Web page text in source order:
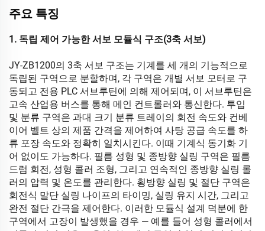
주요 특징
1. 독립 제어 가능한 서보 모듈식 구조(3축 서보)
JY-ZB1200의 3축 서보 구조는 기계를 세 개의 기능적으로
독립된 구역으로 분할하며, 각 구역은 개별 서보 모터로 구
동되고 전용 PLC 서브루틴에 의해 제어되며, 이 서브루틴은
고속 산업용 버스를 통해 메인 컨트롤러와 통신한다. 투입
및 분류 구역은 과대 크기 분류 트레이의 회전 속도와 컨베
이어 벨트 상의 제품 간격을 제어하여 사탕 공급 속도를 하
류 포장 속도와 정확히 일치시킨다. 이때 기계식 동기화 기
어 없이도 가능하다. 필름 성형 및 종방향 실링 구역은 필름
드럼 회전, 성형 콜러 조형, 그리고 연속적인 종방향 실링 롤
러의 압력 및 온도를 관리한다. 횡방향 실링 및 절단 구역은
회전식 말단 실링 나이프의 타이밍, 실링 유지 시간, 그리고
완전 절단 간극을 제어한다. 이러한 모듈식 설계 덕분에 한
구역에서 고장이 발생했을 경우 — 예를 들어 성형 콜러에서